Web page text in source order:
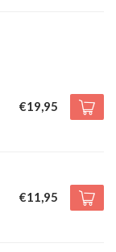
€19,95
€11,95